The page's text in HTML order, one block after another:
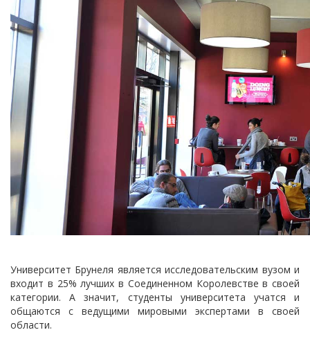
Университет Брунеля является исследовательским вузом и
входит в 25% лучших в Соединенном Королевстве в своей
категории. А значит, студенты университета учатся и
общаются с ведущими мировыми экспертами в своей
области.